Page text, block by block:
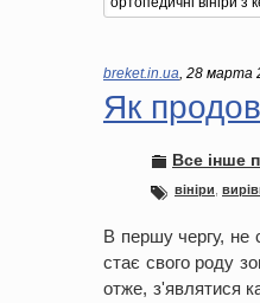
breket.in.ua, 28 марта
Як
Все інше
вініри
В першу чергу, не
стає свого роду
отже, з'являтися